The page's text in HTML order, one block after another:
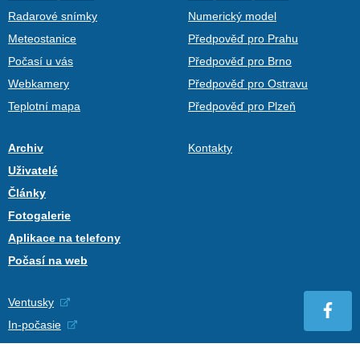
Radarové snímky
Meteostanice
Počasí u vás
Webkamery
Teplotní mapa
Numerický model
Předpověď pro Prahu
Předpověď pro Brno
Předpověď pro Ostravu
Předpověď pro Plzeň
Archiv
Uživatelé
Články
Fotogalerie
Aplikace na telefony
Počasí na web
Kontakty
Ventusky
In-počasie